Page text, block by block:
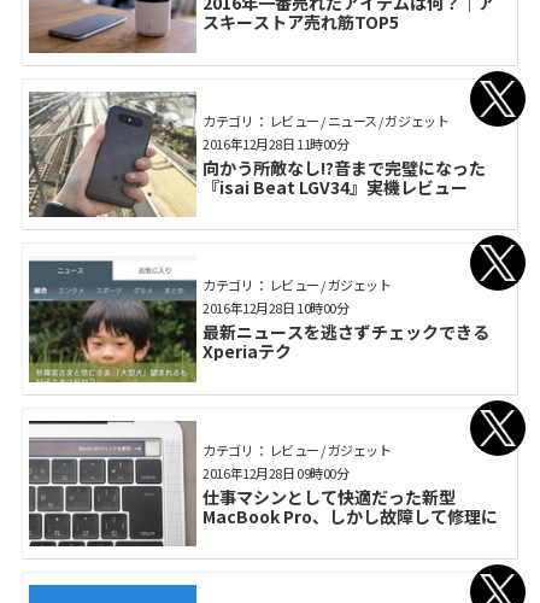
スキーストア売れ筋TOP5
カテゴリ： レビュー / ニュース / ガジェット
向かう所敵なし!?音まで完璧になった
『isai Beat LGV34』実機レビュー
2016年12月28日 11時00分
カテゴリ： レビュー / ガジェット
最新ニュースを逃さずチェックできる
Xperiaテク
2016年12月28日 10時00分
カテゴリ： レビュー / ガジェット
仕事マシンとして快適だった新型
MacBook Pro、しかし故障して修理に
2016年12月28日 09時00分